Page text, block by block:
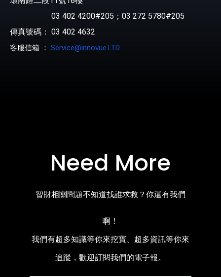
03 402 4200#205；03 272 5780#205
傳真號碼： 03 402 4632
客服信箱 ： Service@innovue.LTD
Need More
智財相關問題不知道找誰求救？你還有我們
啊！
我們有超多知識等你來挖寶、超多資訊等你來
追蹤，歡迎訂閱我們的電子報。